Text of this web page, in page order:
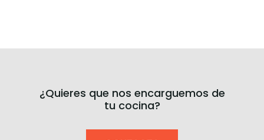
¿Quieres que nos encarguemos de
tu cocina?